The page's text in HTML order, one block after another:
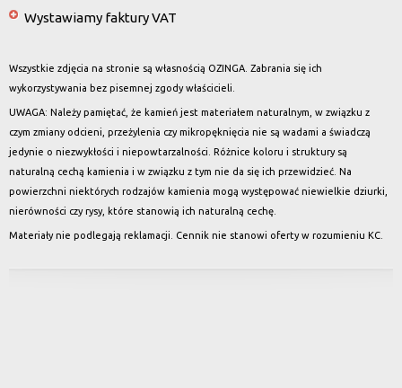
Wystawiamy faktury VAT
Wszystkie zdjęcia na stronie są własnością OZINGA. Zabrania się ich
wykorzystywania bez pisemnej zgody właścicieli.
UWAGA: Należy pamiętać, że kamień jest materiałem naturalnym, w związku z
czym zmiany odcieni, przeżylenia czy mikropęknięcia nie są wadami a świadczą
jedynie o niezwykłości i niepowtarzalności. Różnice koloru i struktury są
naturalną cechą kamienia i w związku z tym nie da się ich przewidzieć. Na
powierzchni niektórych rodzajów kamienia mogą występować niewielkie dziurki,
nierówności czy rysy, które stanowią ich naturalną cechę.
Materiały nie podlegają reklamacji. Cennik nie stanowi oferty w rozumieniu KC.